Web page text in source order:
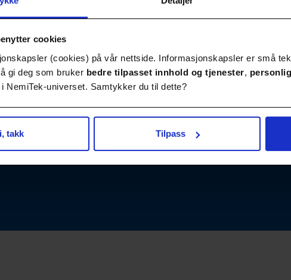
cookies
(cookies) på vår nettside. Informasjonskapsler er små
gi deg som bruker bedre tilpasset innhold og tjenester,
i NemiTek-universet. Samtykker du til dette?
takk Tilpass
Søk / Viktige lenker
Publikasjoner Kontakt